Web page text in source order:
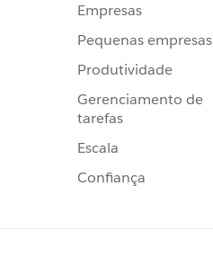
Empresas
Pequenas empresas
Produtividade
Gerenciamento de
tarefas
Escala
Confiança